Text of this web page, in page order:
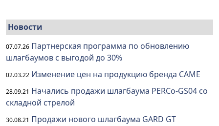
Новости
07.07.26 Партнерская программа по обновлению
шлагбаумов с выгодой до 30%
02.03.22 Изменение цен на продукцию бренда CAME
28.09.21 Начались продажи шлагбаума PERCo-GS04 со
складной стрелой
30.08.21 Продажи нового шлагбаума GARD GT